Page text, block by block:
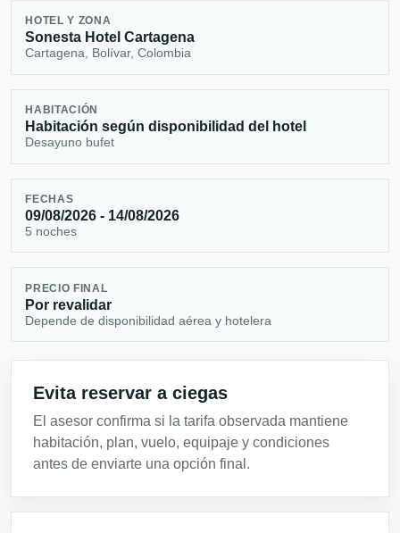
HOTEL Y ZONA
Sonesta Hotel Cartagena
Cartagena, Bolívar, Colombia
HABITACIÓN
Habitación según disponibilidad del hotel
Desayuno bufet
FECHAS
09/08/2026 - 14/08/2026
5 noches
PRECIO FINAL
Por revalidar
Depende de disponibilidad aérea y hotelera
Evita reservar a ciegas
El asesor confirma si la tarifa observada mantiene
habitación, plan, vuelo, equipaje y condiciones
antes de enviarte una opción final.